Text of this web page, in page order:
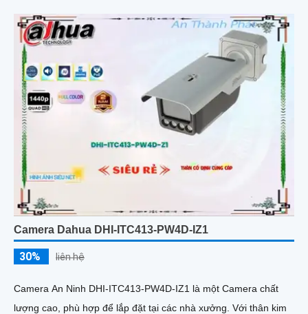
Camera Dahua DHI-ITC413-PW4D-IZ1
30% liên hệ
Camera An Ninh DHI-ITC413-PW4D-IZ1 là một Camera chất
lượng cao, phù hợp để lắp đặt tại các nhà xưởng. Với thân kim